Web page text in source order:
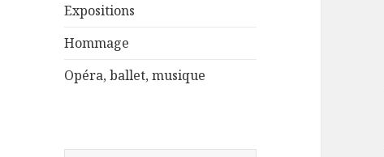
Expositions
Hommage
Opéra, ballet, musique